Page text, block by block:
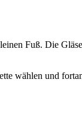
Fuß. Die
wählen und